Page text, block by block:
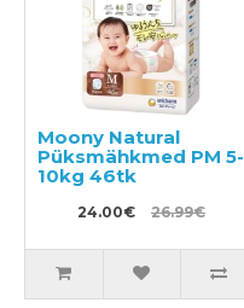
Moony Natural
Püksmähkmed PM 5-
10kg 46tk
24.00€ 26.99€